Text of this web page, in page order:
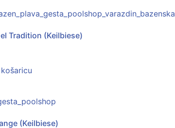
Tradition (Keilbiese)
(Keilbiese)